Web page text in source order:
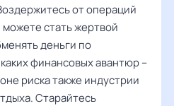
от операций
стать жертвой
деньги по
финансовых авантюр –
риска также индустрии
Старайтесь